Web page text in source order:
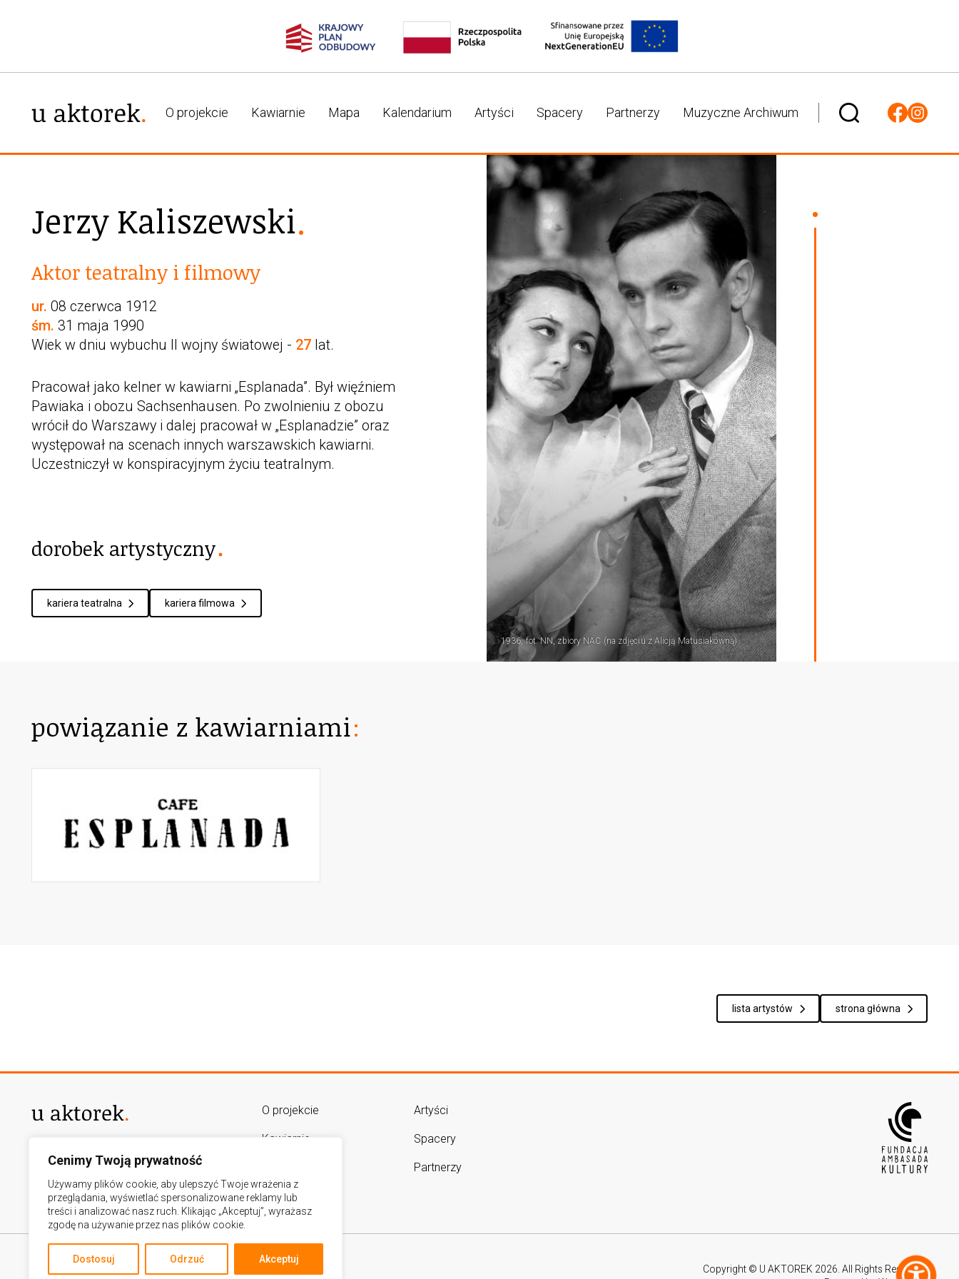
Cenimy Twoją prywatność
Używamy plików cookie, aby ulepszyć Twoje wrażenia z
przeglądania, wyświetlać spersonalizowane reklamy lub
treści i analizować nasz ruch. Klikając „Akceptuj”, wyrażasz
zgodę na używanie przez nas plików cookie.
Dostosuj Odrzuć Akceptuj
O projekcie Kawiarnie Mapa Kalendarium Artyści Spacery Partnerzy Muzyczne Archiwum
Jerzy Kaliszewski
Aktor teatralny i filmowy
ur. 08 czerwca 1912
śm. 31 maja 1990
Wiek w dniu wybuchu II wojny światowej - 27lat.
Pracował jako kelner w kawiarni „Esplanada”. Był więźniem
Pawiaka i obozu Sachsenhausen. Po zwolnieniu z obozu
wrócił do Warszawy i dalej pracował w „Esplanadzie” oraz
występował na scenach innych warszawskich kawiarni.
Uczestniczył w konspiracyjnym życiu teatralnym.
dorobek artystyczny
kariera teatralna kariera filmowa
1936, fot. NN, zbiory NAC (na zdjęciu z Alicją Matusiakówną)
powiązanie z kawiarniami
lista artystów strona główna
AUTORZY PROJEKTU
lukasz.goslawski@op.pl
adamradolinski@gmail.com
O projekcie
Kawiarnie
Kalendarium
Artyści
Spacery
Partnerzy
Copyright © U AKTOREK 2026. All Rights Reserved.